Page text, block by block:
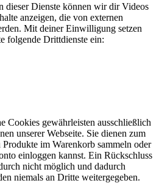
dieser Dienste können wir dir Videos
anzeigen, die von externen
Mit deiner Einwilligung setzen
folgende Drittdienste ein:
Cookies gewährleisten ausschließlich
unserer Webseite. Sie dienen zum
Produkte im Warenkorb sammeln oder
einloggen kannst. Ein Rückschluss
nicht möglich und dadurch
niemals an Dritte weitergegeben.